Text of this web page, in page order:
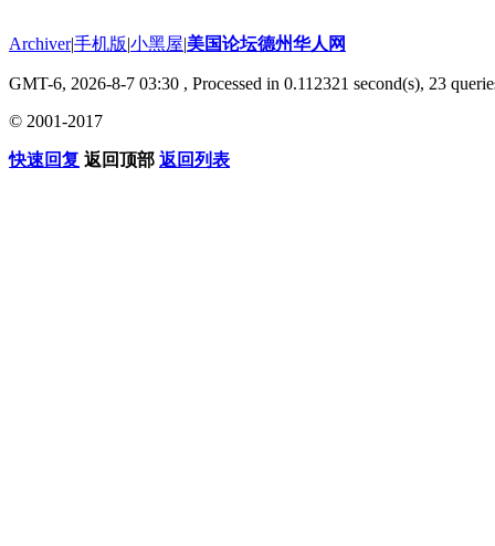
Archiver|手机版|小黑屋|美国论坛德州华人网
GMT-6, 2026-8-7 03:30 , Processed in 0.112321 second(s), 23
© 2001-2017
快速回复 返回顶部 返回列表